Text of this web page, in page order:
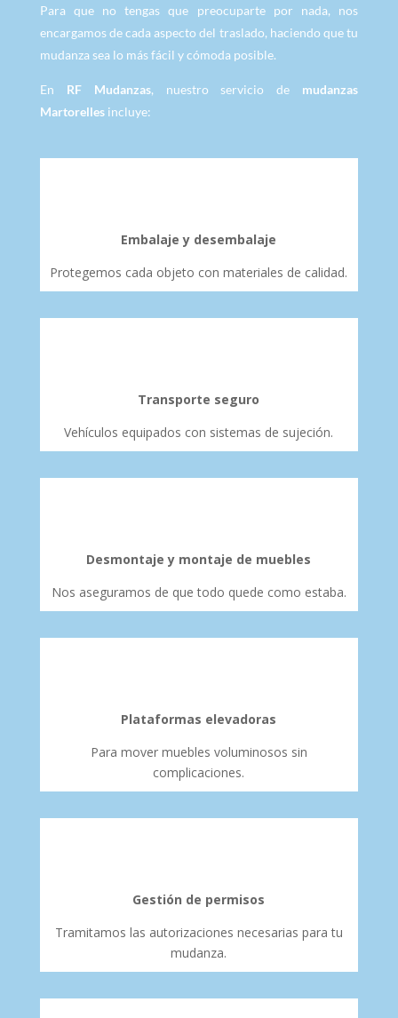
Para que no tengas que preocuparte por nada, nos
encargamos de cada aspecto del traslado, haciendo que tu
mudanza sea lo más fácil y cómoda posible.
En RF Mudanzas, nuestro servicio de mudanzas
Martorellesincluye:
Embalaje y desembalaje
Protegemos cada objeto con materiales de calidad.
Transporte seguro
Vehículos equipados con sistemas de sujeción.
Desmontaje y montaje de muebles
Nos aseguramos de que todo quede como estaba.
Plataformas elevadoras
Para mover muebles voluminosos sin
complicaciones.
Gestión de permisos
Tramitamos las autorizaciones necesarias para tu
mudanza.